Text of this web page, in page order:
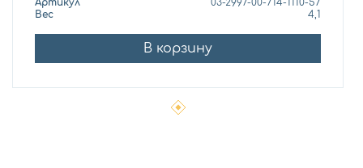
Артикул
03-2997-00-714-1110-57
Вес
4,1
В корзину